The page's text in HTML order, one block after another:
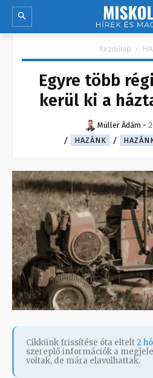
Kezdőlap
Egyre több
kerül ki a
Müller Ádám -
HAZÁNK
Cikkünk frissítése óta eltelt2
szereplő információk a
voltak, de mára elavulhattak.